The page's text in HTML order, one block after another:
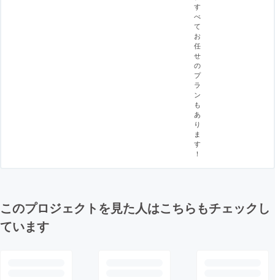
す
べ
て
お
任
せ
の
プ
ラ
ン
も
あ
り
ま
す
！
このプロジェクトを見た人はこちらもチェックし
ています